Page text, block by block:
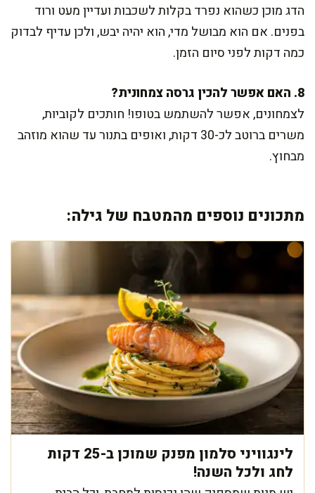
הדג מוכן כשהוא נפרד בקלות לשכבות ועדיין מעט ורוד
בפנים. אם הוא מבושל מדי, הוא יהיה יבש, ולכן עדיף לבדוק
כמה דקות לפני סיום הזמן.
8. האם אפשר להכין גרסה צמחונית?
לצמחונים, אפשר להשתמש בטופו! חותכים לקוביות,
משרים ברוטב לכ-30 דקות, ואופים בתנור עד שהוא מוזהב
מבחוץ.
מתכונים נוספים מהמטבח של גילה:
לינגוויני סלמון מפנק שמוכן ב-25 דקות
לחג ולכל השנה!